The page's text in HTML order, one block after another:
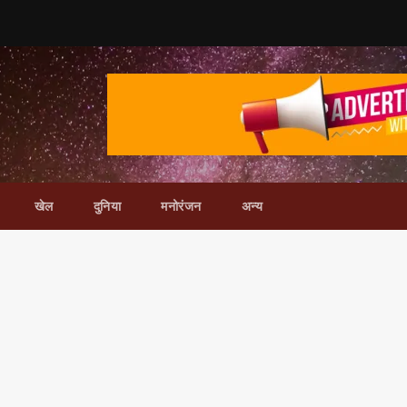
खेल दुनिया मनोरंजन अन्य